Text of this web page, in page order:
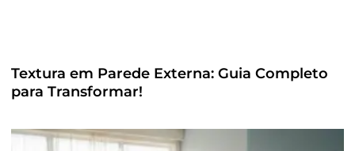
Textura em Parede Externa: Guia Completo
para Transformar!